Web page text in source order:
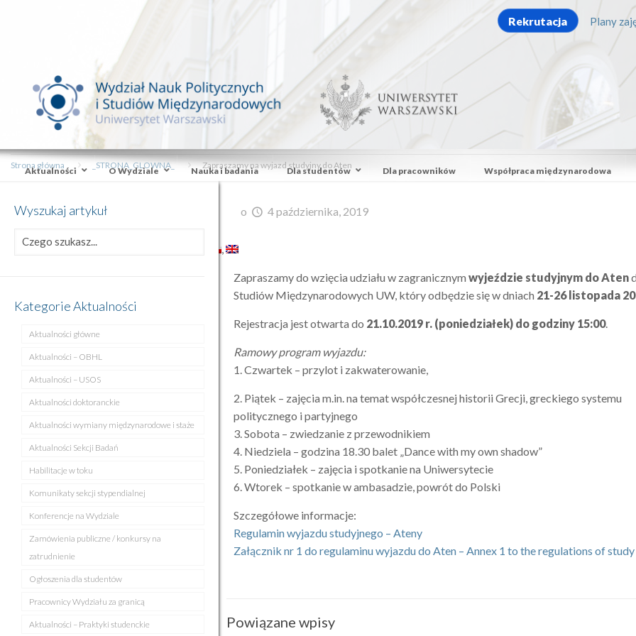
Rekrutacja Plany
Aktualności O Wydziale Nauka i badania Dla studentów Dla pracowników Współpraca międzynarodowa
Strona główna _STRONA_GLOWNA_ Zapraszamy na wyjazd studyjny do Aten
o 4 października, 2019
Zapraszamy do wzięcia udziału w zagranicznymwyjeździe studyjnym do Aten
Studiów Międzynarodowych UW, który odbędzie się w dniach 21-26 listopada
Rejestracja jest otwarta do 21.10.2019 r. (poniedziałek) do godziny 15:00.
Ramowy program wyjazdu:
1. Czwartek – przylot i zakwaterowanie,
2. Piątek – zajęcia m.in. na temat współczesnej historii Grecji, greckiego systemu
politycznego i partyjnego
3. Sobota – zwiedzanie z przewodnikiem
4. Niedziela – godzina 18.30 balet „Dance with my own shadow”
5. Poniedziałek – zajęcia i spotkanie na Uniwersytecie
6. Wtorek – spotkanie w ambasadzie, powrót do Polski
Szczegółowe informacje:
Regulamin wyjazdu studyjnego – Ateny
Załącznik nr 1 do regulaminu wyjazdu do Aten – Annex 1 to the regulations of
Powiązane wpisy
Wyszukaj artykuł
Kategorie Aktualności
Aktualności główne
Aktualności – OBHL
Aktualności – USOS
Aktualności doktoranckie
Aktualności wymiany międzynarodowe i staże
Aktualności Sekcji Badań
Habilitacje w toku
Komunikaty sekcji stypendialnej
Konferencje na Wydziale
Zamówienia publiczne / konkursy na
zatrudnienie
Ogłoszenia dla studentów
Pracownicy Wydziału za granicą
Aktualności – Praktyki studenckie